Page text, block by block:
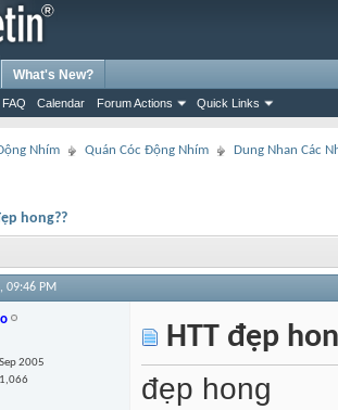
FAQ Calendar Forum Actions Quick Links
What's New?
Nhím Quán Cóc Động Nhím Dung Nhan Các
hong??
09:46 PM
Sep 2005
1,066
HTT đẹp
đẹp hong